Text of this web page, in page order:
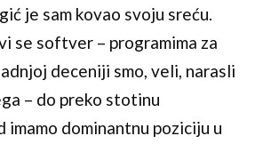
je sam kovao svoju sreću.
se softver – programima za
deceniji smo, veli, narasli
– do preko stotinu
imamo dominantnu poziciju u